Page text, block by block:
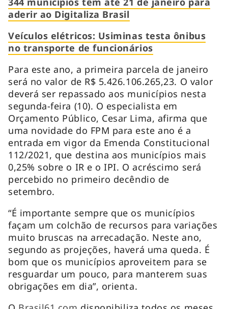
aderir ao Digitaliza Brasil
Veículos elétricos: Usiminas testa ônibus
no transporte de funcionários
Para este ano, a primeira parcela de janeiro
será no valor de R$ 5.426.106.265,23. O valor
deverá ser repassado aos municípios nesta
segunda-feira (10). O especialista em
Orçamento Público, Cesar Lima, afirma que
uma novidade do FPM para este ano é a
entrada em vigor da Emenda Constitucional
112/2021, que destina aos municípios mais
0,25% sobre o IR e o IPI. O acréscimo será
percebido no primeiro decêndio de
setembro.
“É importante sempre que os municípios
façam um colchão de recursos para variações
muito bruscas na arrecadação. Neste ano,
segundo as projeções, haverá uma queda. É
bom que os municípios aproveitem para se
resguardar um pouco, para manterem suas
obrigações em dia”, orienta.